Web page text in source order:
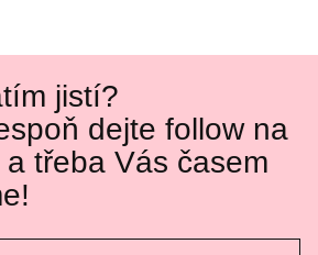
jistí?
dejte follow na
třeba Vás časem